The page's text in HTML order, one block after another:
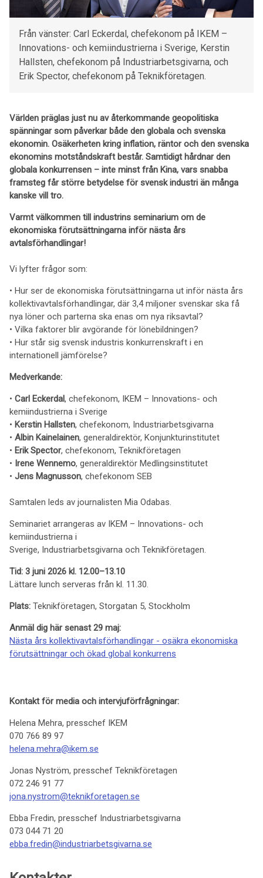
Från vänster: Carl Eckerdal, chefekonom på IKEM –
Innovations- och kemiindustrierna i Sverige, Kerstin
Hallsten, chefekonom på Industriarbetsgivarna, och
Erik Spector, chefekonom på Teknikföretagen.
Världen präglas just nu av återkommande geopolitiska
spänningar som påverkar både den globala och svenska
ekonomin. Osäkerheten kring inflation, räntor och den svenska
ekonomins motståndskraft består. Samtidigt hårdnar den
globala konkurrensen – inte minst från Kina, vars snabba
framsteg får större betydelse för svensk industri än många
kanske vill tro.
Varmt välkommen till industrins seminarium om de
ekonomiska förutsättningarna inför nästa års
avtalsförhandlingar!
Vi lyfter frågor som:
• Hur ser de ekonomiska förutsättningarna ut inför nästa års
kollektivavtalsförhandlingar, där 3,4 miljoner svenskar ska få
nya löner och parterna ska enas om nya riksavtal?
• Vilka faktorer blir avgörande för lönebildningen?
• Hur står sig svensk industris konkurrenskraft i en
internationell jämförelse?
Medverkande:
• Carl Eckerdal, chefekonom, IKEM – Innovations- och
kemiindustrierna i Sverige
• Kerstin Hallsten, chefekonom, Industriarbetsgivarna
• Albin Kainelainen, generaldirektör, Konjunkturinstitutet
• Erik Spector, chefekonom, Teknikföretagen
• Irene Wennemo, generaldirektör Medlingsinstitutet
• Jens Magnusson, chefekonom SEB
Samtalen leds av journalisten Mia Odabas.
Seminariet arrangeras av IKEM – Innovations- och
kemiindustrierna i
Sverige, Industriarbetsgivarna och Teknikföretagen.
Tid: 3 juni 2026 kl. 12.00–13.10
Lättare lunch serveras från kl. 11.30.
Plats: Teknikföretagen, Storgatan 5, Stockholm
Anmäl dig här senast 29 maj:
Nästa års kollektivavtalsförhandlingar - osäkra ekonomiska
förutsättningar och ökad global konkurrens
Kontakt för media och intervjuförfrågningar:
Helena Mehra, presschef IKEM
070 766 89 97
helena.mehra@ikem.se
Jonas Nyström, presschef Teknikföretagen
072 246 91 77
jona.nystrom@teknikforetagen.se
Ebba Fredin, presschef Industriarbetsgivarna
073 044 71 20
ebba.fredin@industriarbetsgivarna.se